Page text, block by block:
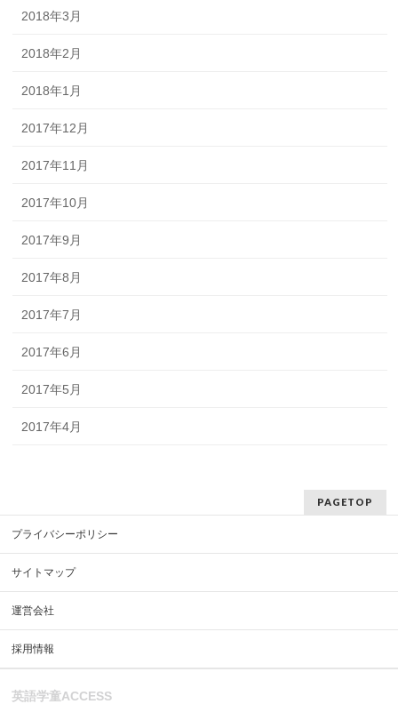
2018年3月
2018年2月
2018年1月
2017年12月
2017年11月
2017年10月
2017年9月
2017年8月
2017年7月
2017年6月
2017年5月
2017年4月
PAGETOP
プライバシーポリシー
サイトマップ
運営会社
採用情報
英語学童ACCESS